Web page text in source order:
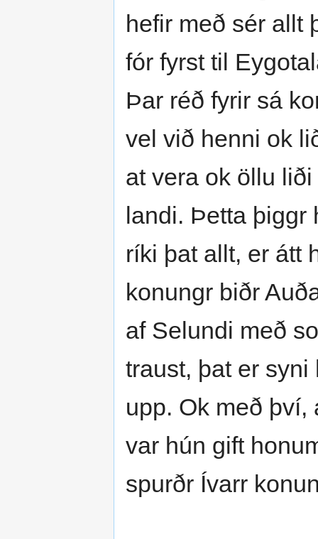
hefir með sér allt
fór fyrst til
Þar réð fyrir sá
vel við henni ok
at vera ok öllu
landi. Þetta þiggr
ríki þat allt, er átt
konungr biðr
af Selundi með
traust, þat er
upp. Ok með því,
var hún gift
spurðr Ívarr